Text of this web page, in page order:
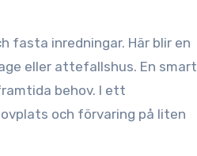
fasta inredningar. Här blir en
eller attefallshus. En smart
behov. I ett
och förvaring på liten